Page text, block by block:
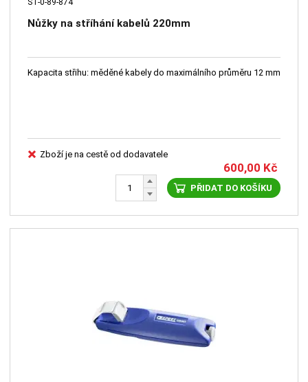
ST-0-89-874
Nůžky na stříhání kabelů 220mm
Kapacita střihu: měděné kabely do maximálního průměru 12 mm
Zboží je na cestě od dodavatele
600,00 Kč
PŘIDAT DO KOŠÍKU